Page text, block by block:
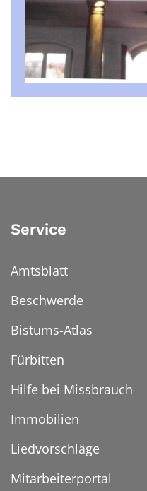
Service
Amtsblatt
Beschwerde
Bistums-Atlas
Fürbitten
Hilfe bei Missbrauch
Immobilien
Liedvorschläge
Mitarbeiterportal